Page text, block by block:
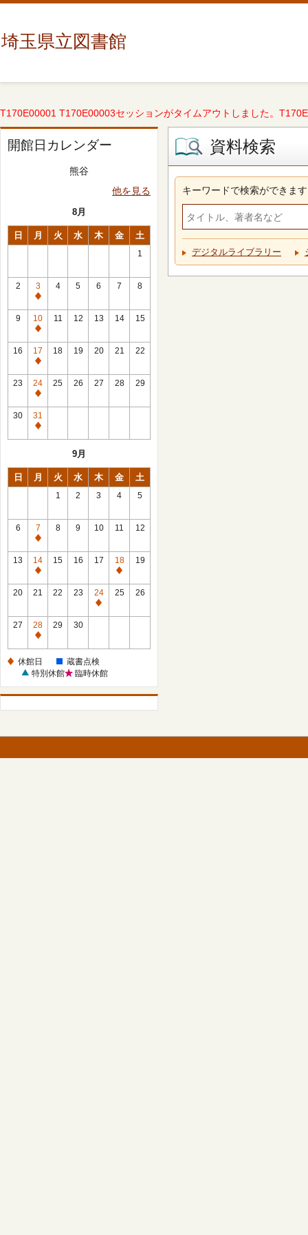
埼玉県立図書館
T170E00001 T170E00003セッションがタイムアウトしました。
開館日カレンダー
熊谷
他を見る
8月
日 月 火 水 木 金 土
1
2
3
休
館
日
4 5 6 7 8
9
10
休
館
日
11 12 13 14 15
16
17
休
館
日
18 19 20 21 22
23
24
休
館
日
25 26 27 28 29
30
31
休
9月
日 月 火 水 木 金 土
1 2 3 4 5
6
7
休
館
日
8 9 10 11 12
13
14
休
館
15 16 17
18
休
館
19
20 21 22 23
24
休
25 26
27
28
休
日
29 30
休館日
蔵書点検
特別休館
臨時休館
資料検索
キーワードで検索ができます
デジタルライブラリー